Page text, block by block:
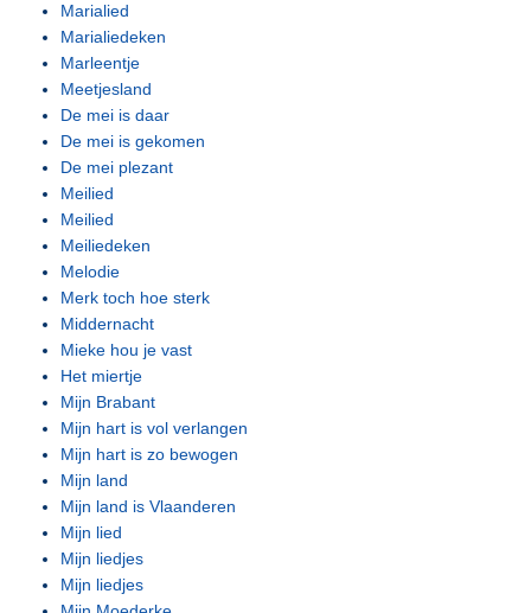
Marialied
Marialiedeken
Marleentje
Meetjesland
De mei is daar
De mei is gekomen
De mei plezant
Meilied
Meilied
Meiliedeken
Melodie
Merk toch hoe sterk
Middernacht
Mieke hou je vast
Het miertje
Mijn Brabant
Mijn hart is vol verlangen
Mijn hart is zo bewogen
Mijn land
Mijn land is Vlaanderen
Mijn lied
Mijn liedjes
Mijn liedjes